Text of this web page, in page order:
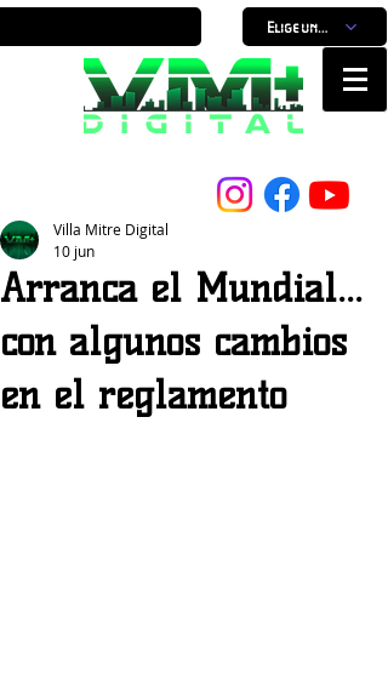
Elige un horario
Arranca el Mundial...
con algunos cambios
en el reglamento
Villa Mitre Digital
10 jun